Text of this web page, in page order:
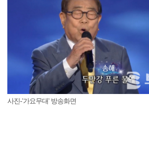
사진-'가요무대' 방송화면